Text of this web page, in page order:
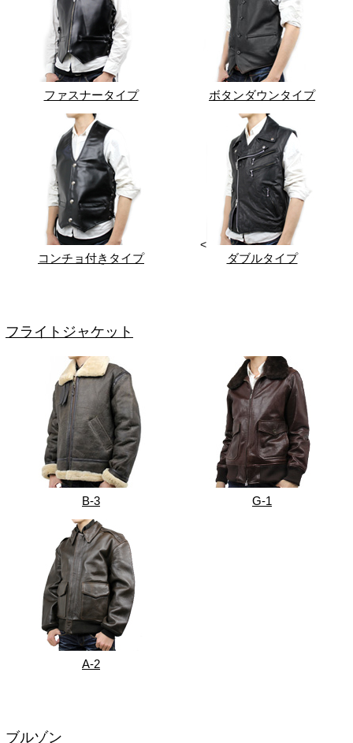
ファスナータイプ ボタンダウンタイプ
コンチョ付きタイプ
<
ダブルタイプ
フライトジャケット
B-3 G-1
A-2
ブルゾン